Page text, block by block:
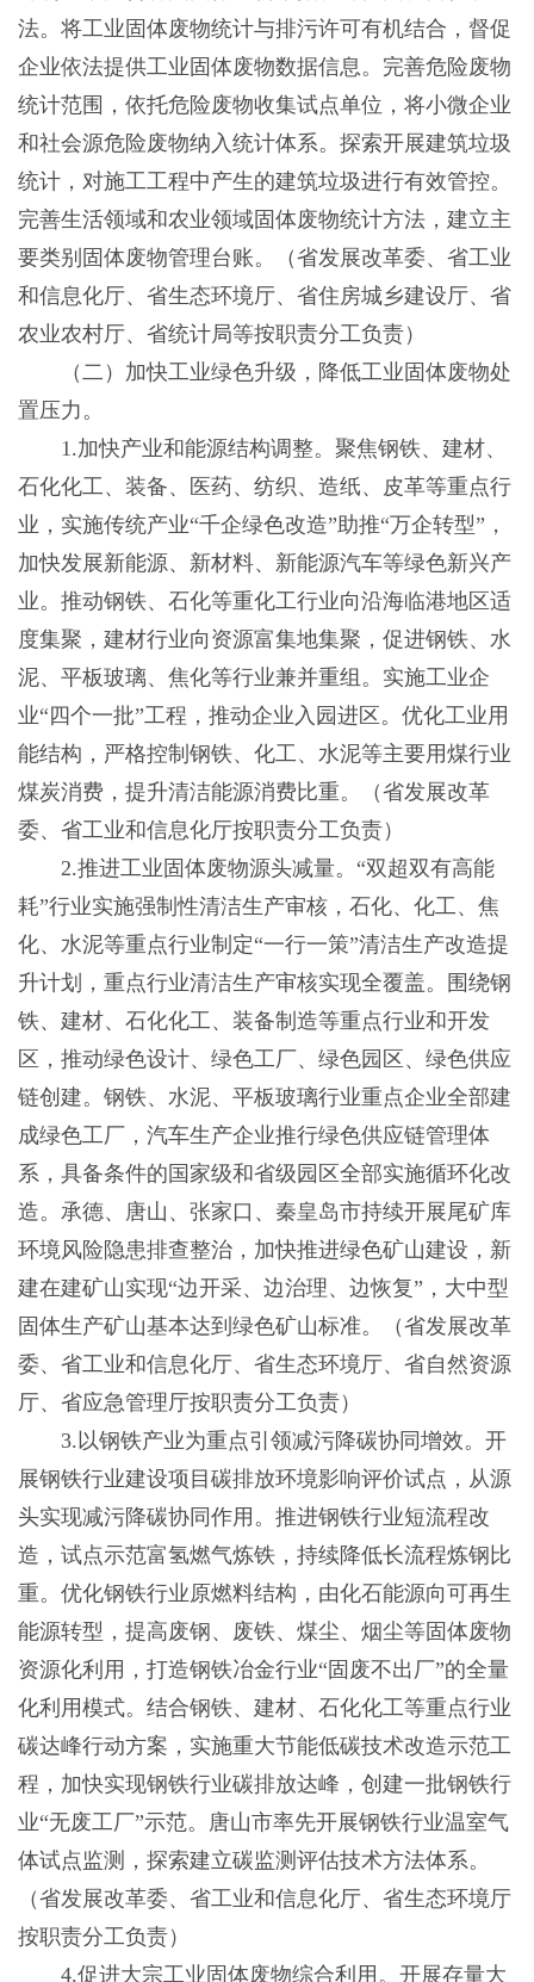
法。将工业固体废物统计与排污许可有机结合，督促
企业依法提供工业固体废物数据信息。完善危险废物
统计范围，依托危险废物收集试点单位，将小微企业
和社会源危险废物纳入统计体系。探索开展建筑垃圾
统计，对施工工程中产生的建筑垃圾进行有效管控。
完善生活领域和农业领域固体废物统计方法，建立主
要类别固体废物管理台账。（省发展改革委、省工业
和信息化厅、省生态环境厅、省住房城乡建设厅、省
农业农村厅、省统计局等按职责分工负责）
（二）加快工业绿色升级，降低工业固体废物处
置压力。
1.加快产业和能源结构调整。聚焦钢铁、建材、
石化化工、装备、医药、纺织、造纸、皮革等重点行
业，实施传统产业“千企绿色改造”助推“万企转型”，
加快发展新能源、新材料、新能源汽车等绿色新兴产
业。推动钢铁、石化等重化工行业向沿海临港地区适
度集聚，建材行业向资源富集地集聚，促进钢铁、水
泥、平板玻璃、焦化等行业兼并重组。实施工业企
业“四个一批”工程，推动企业入园进区。优化工业用
能结构，严格控制钢铁、化工、水泥等主要用煤行业
煤炭消费，提升清洁能源消费比重。（省发展改革
委、省工业和信息化厅按职责分工负责）
2.推进工业固体废物源头减量。“双超双有高能
耗”行业实施强制性清洁生产审核，石化、化工、焦
化、水泥等重点行业制定“一行一策”清洁生产改造提
升计划，重点行业清洁生产审核实现全覆盖。围绕钢
铁、建材、石化化工、装备制造等重点行业和开发
区，推动绿色设计、绿色工厂、绿色园区、绿色供应
链创建。钢铁、水泥、平板玻璃行业重点企业全部建
成绿色工厂，汽车生产企业推行绿色供应链管理体
系，具备条件的国家级和省级园区全部实施循环化改
造。承德、唐山、张家口、秦皇岛市持续开展尾矿库
环境风险隐患排查整治，加快推进绿色矿山建设，新
建在建矿山实现“边开采、边治理、边恢复”，大中型
固体生产矿山基本达到绿色矿山标准。（省发展改革
委、省工业和信息化厅、省生态环境厅、省自然资源
厅、省应急管理厅按职责分工负责）
3.以钢铁产业为重点引领减污降碳协同增效。开
展钢铁行业建设项目碳排放环境影响评价试点，从源
头实现减污降碳协同作用。推进钢铁行业短流程改
造，试点示范富氢燃气炼铁，持续降低长流程炼钢比
重。优化钢铁行业原燃料结构，由化石能源向可再生
能源转型，提高废钢、废铁、煤尘、烟尘等固体废物
资源化利用，打造钢铁冶金行业“固废不出厂”的全量
化利用模式。结合钢铁、建材、石化化工等重点行业
碳达峰行动方案，实施重大节能低碳技术改造示范工
程，加快实现钢铁行业碳排放达峰，创建一批钢铁行
业“无废工厂”示范。唐山市率先开展钢铁行业温室气
体试点监测，探索建立碳监测评估技术方法体系。
（省发展改革委、省工业和信息化厅、省生态环境厅
按职责分工负责）
4.促进大宗工业固体废物综合利用。开展存量大